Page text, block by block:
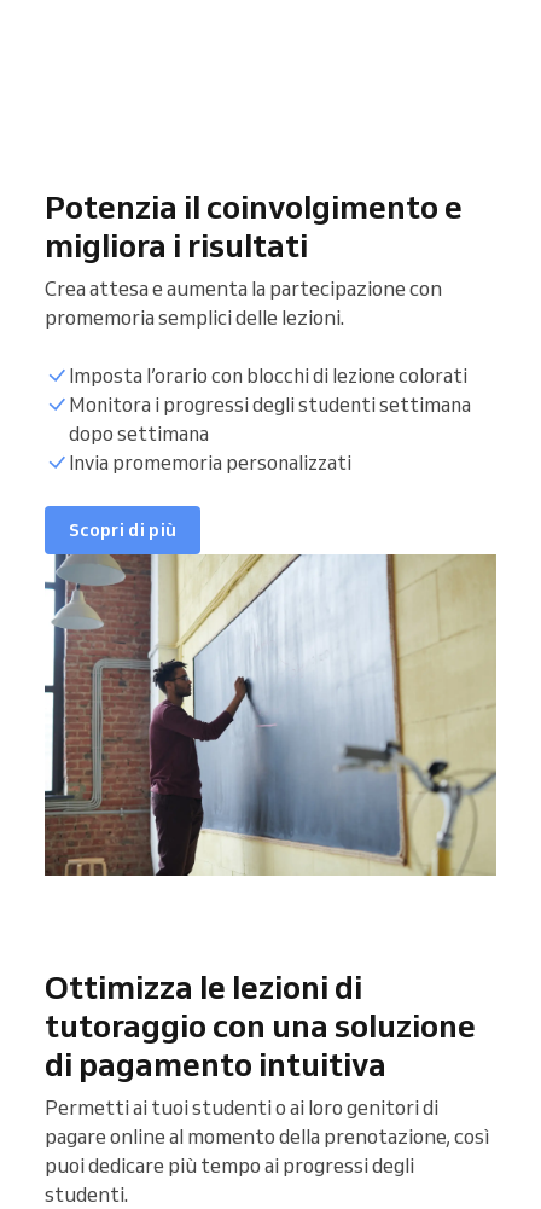
Potenzia il coinvolgimento e
migliora i risultati
Crea attesa e aumenta la partecipazione con
promemoria semplici delle lezioni.
Imposta l’orario con blocchi di lezione colorati
Monitora i progressi degli studenti settimana
dopo settimana
Invia promemoria personalizzati
Scopri di più
Ottimizza le lezioni di
tutoraggio con una soluzione
di pagamento intuitiva
Permetti ai tuoi studenti o ai loro genitori di
pagare online al momento della prenotazione, così
puoi dedicare più tempo ai progressi degli
studenti.